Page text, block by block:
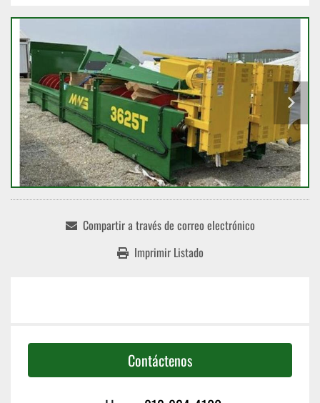
Compartir a través de correo electrónico
Imprimir Listado
Contáctenos